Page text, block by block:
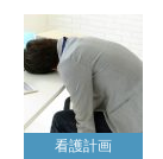
看護計画